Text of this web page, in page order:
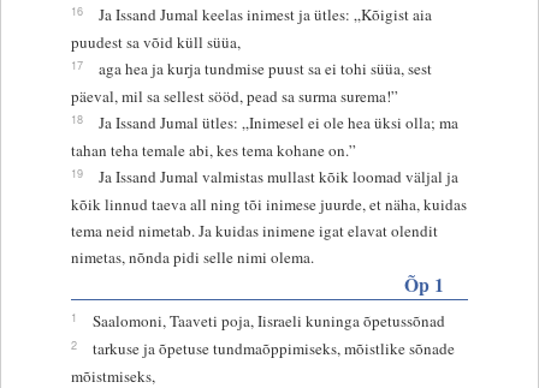
16
Ja Issand Jumal keelas inimest ja ütles: „Kõigist aia
puudest sa võid küll süüa,
17
aga hea ja kurja tundmise puust sa ei tohi süüa, sest
päeval, mil sa sellest sööd, pead sa surma surema!”
18
Ja Issand Jumal ütles: „Inimesel ei ole hea üksi olla; ma
tahan teha temale abi, kes tema kohane on.”
19
Ja Issand Jumal valmistas mullast kõik loomad väljal ja
kõik linnud taeva all ning tõi inimese juurde, et näha, kuidas
tema neid nimetab. Ja kuidas inimene igat elavat olendit
nimetas, nõnda pidi selle nimi olema.
Õp 1
1 Saalomoni, Taaveti poja, Iisraeli kuninga õpetussõnad
2
tarkuse ja õpetuse tundmaõppimiseks, mõistlike sõnade
mõistmiseks,